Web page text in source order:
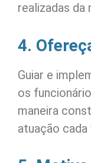
realizadas da
4.
Guiar e
os
maneira
atuação cada